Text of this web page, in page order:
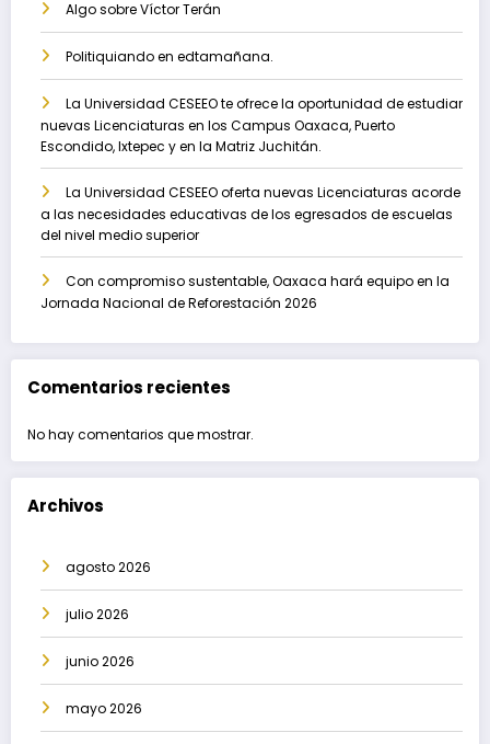
Algo sobre Víctor Terán
Politiquiando en edtamañana.
La Universidad CESEEO te ofrece la oportunidad de estudiar
nuevas Licenciaturas en los Campus Oaxaca, Puerto
Escondido, Ixtepec y en la Matriz Juchitán.
La Universidad CESEEO oferta nuevas Licenciaturas acorde
a las necesidades educativas de los egresados de escuelas
del nivel medio superior
Con compromiso sustentable, Oaxaca hará equipo en la
Jornada Nacional de Reforestación 2026
Comentarios recientes
No hay comentarios que mostrar.
Archivos
agosto 2026
julio 2026
junio 2026
mayo 2026